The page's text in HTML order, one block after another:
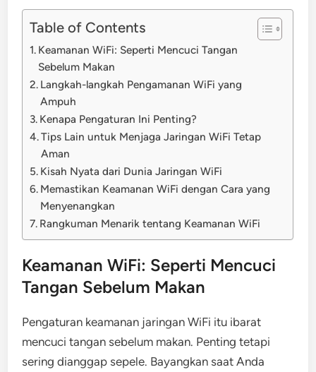
Table of Contents
Keamanan WiFi: Seperti Mencuci Tangan
Sebelum Makan
Langkah-langkah Pengamanan WiFi yang
Ampuh
Kenapa Pengaturan Ini Penting?
Tips Lain untuk Menjaga Jaringan WiFi Tetap
Aman
Kisah Nyata dari Dunia Jaringan WiFi
Memastikan Keamanan WiFi dengan Cara yang
Menyenangkan
Rangkuman Menarik tentang Keamanan WiFi
Keamanan WiFi: Seperti Mencuci
Tangan Sebelum Makan
Pengaturan keamanan jaringan WiFi itu ibarat
mencuci tangan sebelum makan. Penting tetapi
sering dianggap sepele. Bayangkan saat Anda